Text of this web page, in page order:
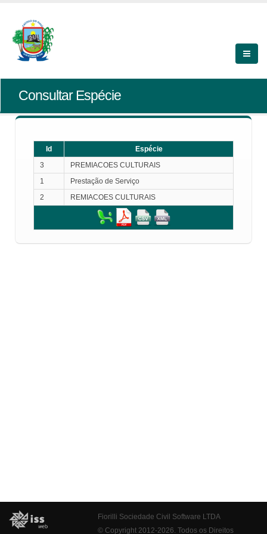
Consultar Espécie
Id
Espécie
3
PREMIACOES CULTURAIS
1
Prestação de Serviço
2
REMIACOES CULTURAIS
Fiorilli Sociedade Civil Software LTDA
© Copyright 2012-2026. Todos os Direitos